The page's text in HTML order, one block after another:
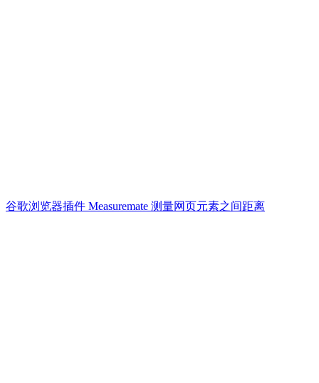
谷歌浏览器插件 Measuremate 测量网页元素之间距离